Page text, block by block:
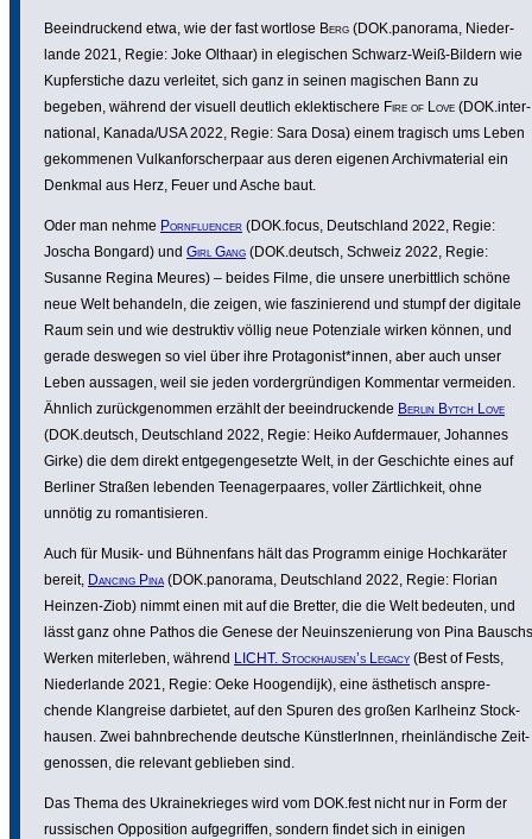
Beein­dru­ckend etwa, wie der fast wortlose Berg (DOK.panorama, Nieder­
lande 2021, Regie: Joke Olthaar) in elegi­schen Schwarz-Weiß-Bildern wie
Kupfer­stiche dazu verleitet, sich ganz in seinen magischen Bann zu
begeben, während der visuell deutlich eklek­ti­schere Fire of Love (DOK.inter­
na­tional, Kanada/USA 2022, Regie: Sara Dosa) einem tragisch ums Leben
gekom­menen Vulkan­for­scher­paar aus deren eigenen Archiv­ma­te­rial ein
Denkmal aus Herz, Feuer und Asche baut.
Oder man nehme Porn­fluencer (DOK.focus, Deutsch­land 2022, Regie:
Joscha Bongard) und Girl Gang (DOK.deutsch, Schweiz 2022, Regie:
Susanne Regina Meures) – beides Filme, die unsere uner­bitt­lich schöne
neue Welt behandeln, die zeigen, wie faszi­nie­rend und stumpf der digitale
Raum sein und wie destruktiv völlig neue Poten­ziale wirken können, und
gerade deswegen so viel über ihre Prot­ago­nist*innen, aber auch unser
Leben aussagen, weil sie jeden vorder­grün­digen Kommentar vermeiden.
Ähnlich zurück­ge­nommen erzählt der beein­dru­ckende Berlin Bytch Love
(DOK.deutsch, Deutsch­land 2022, Regie: Heiko Aufder­mauer, Johannes
Girke) die dem direkt entge­gen­ge­setzte Welt, in der Geschichte eines auf
Berliner Straßen lebenden Teen­ager­paares, voller Zärt­lich­keit, ohne
unnötig zu roman­ti­sieren.
Auch für Musik- und Bühnen­fans hält das Programm einige Hoch­karäter
bereit, Dancing Pina(DOK.panorama, Deutsch­land 2022, Regie: Florian
Heinzen-Ziob) nimmt einen mit auf die Bretter, die die Welt bedeuten, und
lässt ganz ohne Pathos die Genese der Neuin­sze­nie­rung von Pina Bauschs
Werken miter­leben, während LICHT. Stock­hausen’s Legacy (Best of Fests,
Nieder­lande 2021, Regie: Oeke Hoogen­dijk), eine ästhe­tisch anspre­
chende Klan­g­reise darbietet, auf den Spuren des großen Karlheinz Stock­
hausen. Zwei bahn­bre­chende deutsche Künst­lerInnen, rhein­län­di­sche Zeit­
ge­nossen, die relevant geblieben sind.
Das Thema des Ukrai­ne­krieges wird vom DOK.fest nicht nur in Form der
russi­schen Oppo­si­tion aufge­griffen, sondern findet sich in einigen